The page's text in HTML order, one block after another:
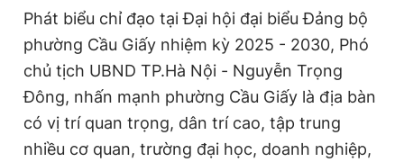
Đặt báo Quảng cáo RSS Tòa soạn Chính sách bảo
Tổng biên tập: Nguyễn Ngọc Toàn
Phó tổng biên tập thường trực: Hải Thành
Phó tổng biên tập: Lâm Hiếu Dũng
Phó tổng biên tập: Trần Việt Hưng
Tổng thư ký tòa soạn: Đức Trung
Phát biểu chỉ đạo tại Đại hội đại biểu Đảng bộ
phường Cầu Giấy nhiệm kỳ 2025 - 2030, Phó
chủ tịch UBND TP.Hà Nội - Nguyễn Trọng
Đông, nhấn mạnh phường Cầu Giấy là địa bàn
có vị trí quan trọng, dân trí cao, tập trung
nhiều cơ quan, trường đại học, doanh nghiệp,